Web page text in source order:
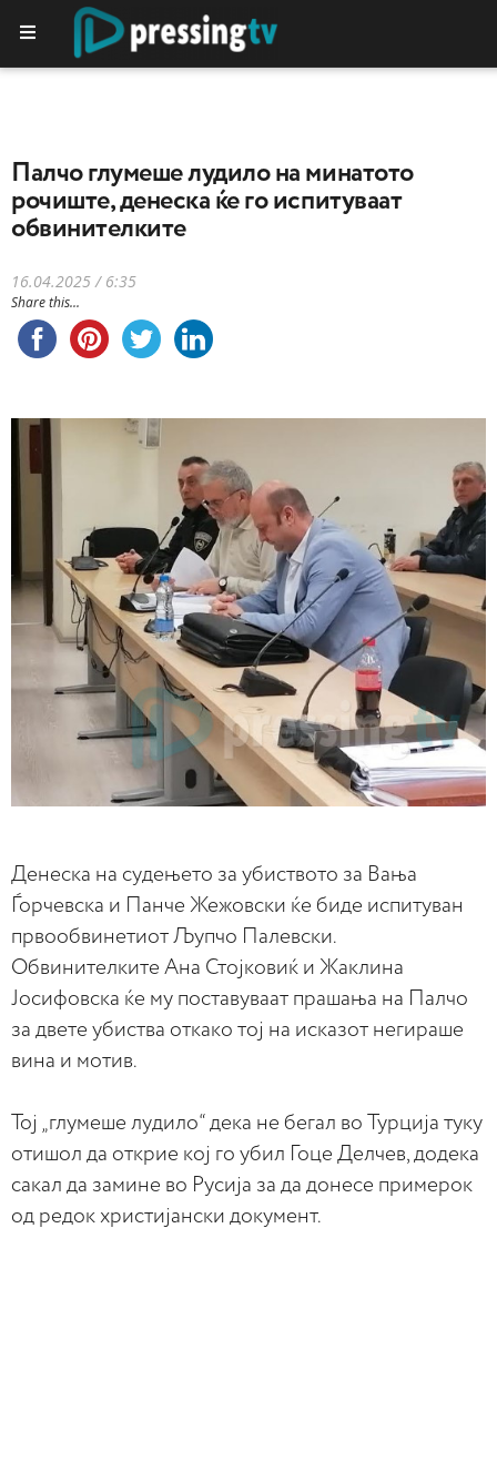
Палчо глумеше лудило на минатото
рочиште, денеска ќе го испитуваат
обвинителките
16.04.2025 / 6:35
Share this...
Денеска на судењето за убиството за Вања
Ѓорчевска и Панче Жежовски ќе биде испитуван
првообвинетиот Љупчо Палевски.
Обвинителките Ана Стојковиќ и Жаклина
Јосифовска ќе му поставуваат прашања на Палчо
за двете убиства откако тој на исказот негираше
вина и мотив.
Тој „глумеше лудило“ дека не бегал во Турција туку
отишол да открие кој го убил Гоце Делчев, додека
сакал да замине во Русија за да донесе примерок
од редок христијански документ.